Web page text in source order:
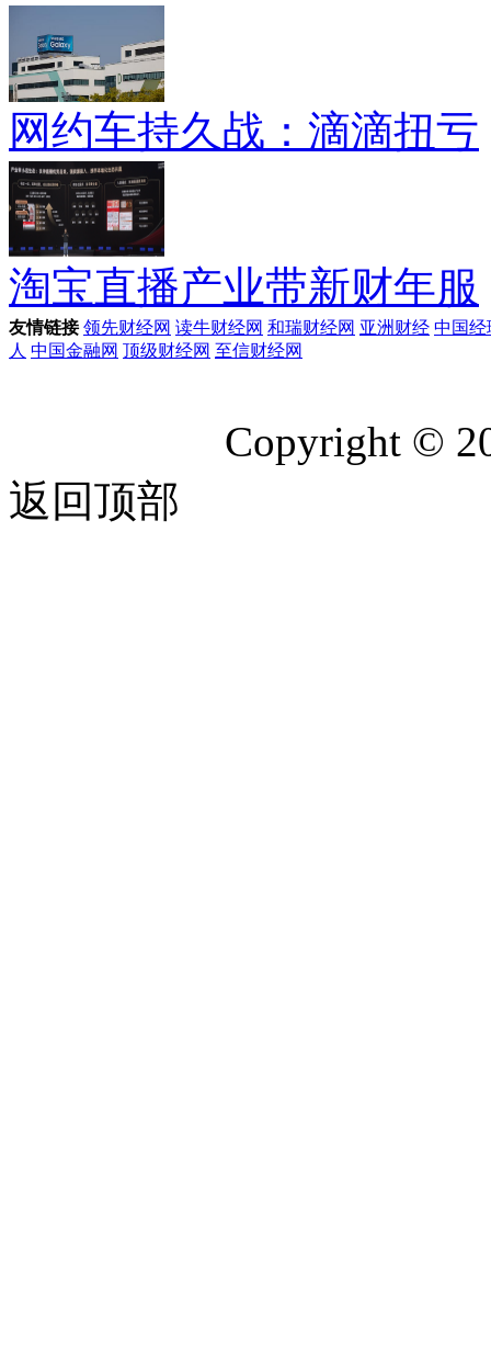
网约车持久战：滴滴扭亏
淘宝直播产业带新财年服
友情链接领先财经网 读牛财经网 和瑞财经网 亚洲财经 中国经
人 中国金融网 顶级财经网 至信财经网
Copyright ©
返回顶部